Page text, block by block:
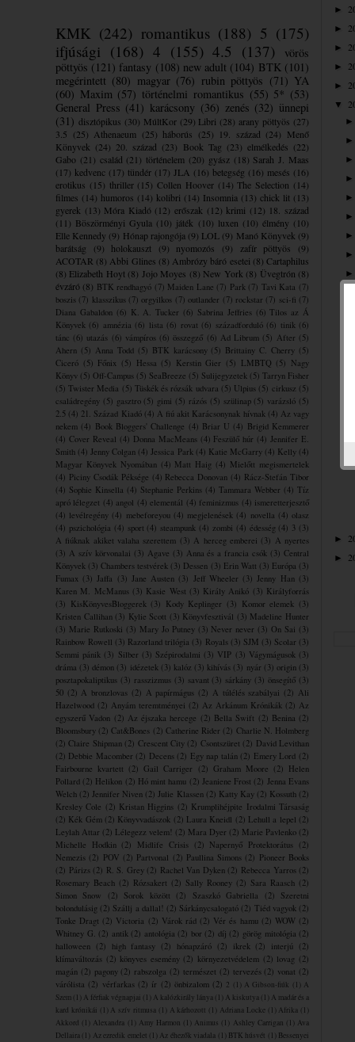
KMK (242) romantikus (188) 5 (175)
ifjúsági (168) 4 (155) 4.5 (137)
vörös
pöttyös (121) fantasy (108) new adult (104) BTK (101)
megérintett (80) magyar (76) rubin pöttyös (71) YA
(60) Maxim (57) történelmi romantikus (55) 5* (53)
General Press (41) karácsony (36) zenés (32) ünnepi
(31) disztópikus (30) MúltKor (29) Libri (28) arany pöttyös (27)
3.5 (25) Athenaeum (25) háborús (25) 19. század (24) Menő
Könyvek (24) 20. század (23) Book Tag (23) elmélkedés (22)
Gabo (21) család (21) történelem (20) gyász (18) Sarah J. Maas
(17) kedvenc (17) tündér (17) JLA (16) betegség (16) mesés (16)
erotikus (15) thriller (15) Collen Hoover (14) The Selection (14)
filmes (14) humoros (14) kolibri (14) Insomnia (13) chick lit (13)
gyerek (13) Móra Kiadó (12) erőszak (12) krimi (12) 18. század
(11) Böszörményi Gyula (10) játék (10) luxen (10) élmény (10)
Elle Kennedy (9) Hónap rajongója (9) LOL (9) Manó Könyvek (9)
barátság
(9) holokauszt (9) nyomozós (9) zafír pöttyös
(9)
ACOTAR (8) Abbi Glines (8) Ambrózy báró esetei (8) Cartaphilus
(8) Elizabeth Hoyt (8) Jojo Moyes (8) New York (8) Üvegtrón (8)
évzáró (8) BTK rendhagyó (7) Maiden Lane (7) Park (7) Tavi Kata (7)
boszis (7) klasszikus (7) orgyilkos (7) outlander (7) rockstar (7) sci-fi (7)
Diana Gabaldon (6) K. A. Tucker (6) Sabrina Jeffries (6) Tilos az Á
Könyvek (6) amnézia (6) lista (6) rovat (6) századforduló (6) tinik (6)
tánc (6) utazás (6) vámpíros (6) összegző (6) Ad Librum (5) After (5)
Ahern (5) Anna Todd (5) BTK karácsony (5) Brittainy C. Cherry (5)
Ciceró (5) Főnix (5) Hessa (5) Kerstin Gier (5) LMBTQ (5) Nagy
Könyv (5) Off-Campus (5) SeaBreeze (5) Sulijegyzetek (5) Tarryn Fisher
(5) Twister Media (5) Tüskék és rózsák udvara (5) Ulpius (5) cirkusz (5)
családregény (5) gasztro (5) gimi (5) rázós (5) szülinap (5) varázsló (5)
2.5 (4) 21. Század Kiadó (4) A fiú akit Karácsonynak hívnak (4) Az vagy
nekem (4) Book Bloggers' Challenge (4) Briar U (4) Brigid Kemmerer
(4) Cover Reveal (4) Donna MacMeans (4) Feszülő húr (4) Jennifer E.
Smith (4) Jenny Colgan (4) Jessica Park (4) Katie McGarry (4) Kelly (4)
Magyar Könyvek Nyomában (4) Matt Haig (4) Mielőtt megismertelek
(4) Piciny Csodák Péksége (4) Rebecca Donovan (4) Rácz-Stefán Tibor
(4) Sophie Kinsella (4) Stephanie Perkins (4) Tammara Webber (4) Tíz
apró lélegzet (4) angol (4) elementál (4) feminizmus (4) ismeretterjesztő
(4) levélregény (4) mebeforeyou (4) megjelenések (4) novella (4) olasz
(4) pszichológia (4) sport (4) steampunk (4) zombi (4) édesség (4) 3 (3)
A fiúknak akiket valaha szerettem (3) A herceg emberei (3) A nyertes
(3) A szív körvonalai (3) Agave (3) Anna és a francia csók (3) Central
Könyvek (3) Chambers testvérek (3) Dessen (3) Erin Watt (3) Európa (3)
Fumax (3) Jaffa (3) Jane Austen (3) Jeff Wheeler (3) Jenny Han (3)
Karen M. McManus (3) Kasie West (3) Király Anikó (3) Királyforrás
(3) KisKönyvesBloggerek (3) Kody Keplinger (3) Komor elemek (3)
Kristen Callihan (3) Kylie Scott (3) Könyvfesztivál (3) Madeline Hunter
(3) Marie Rutkoski (3) Mary Jo Putney (3) Never never (3) On Sai (3)
Rainbow Rowell (3) Razorland trilógia (3) Royals (3) SJM (3) Scolar (3)
Semmi pánik (3) Silber (3) Szépirodalmi (3) VIP (3) Vágymágusok (3)
dráma (3) démon (3) idézetek (3) kalóz (3) kihívás (3) nyár (3) origin (3)
posztapokaliptikus (3) rasszizmus (3) savant (3) sárkány (3) önsegítő (3)
50 (2) A bronzlovas (2) A papírmágus (2) A túlélés szabályai (2) Ali
Hazelwood (2) Anyám teremtményei (2) Az Arkánum Krónikák (2) Az
egyszerű Vadon (2) Az éjszaka hercege (2) Bella Swift (2) Benina (2)
Bloomsbury (2) Cat&Bones (2) Catherine Rider (2) Charlie N. Holmberg
(2) Claire Shipman (2) Crescent City (2) Csontszüret (2) David Levithan
(2) Debbie Macomber (2) Decens (2) Egy nap talán (2) Emery Lord (2)
Fairbourne kvartett (2) Gail Carriger (2) Graham Moore (2) Helen
Pollard (2) Helikon (2) Hó mint hamu (2) Jeaniene Frost (2) Jenna Evans
Welch (2) Jennifer Niven (2) Julie Klassen (2) Katty Kay (2) Kossuth (2)
Kresley Cole (2) Kristan Higgins (2) Krumplihéjpite ​Irodalmi Társaság
(2) Kék Gém (2) Könyvvadászok (2) Laura Kneidl (2) Lehull a lepel (2)
Leylah Attar (2) Lélegezz velem! (2) Mara Dyer (2) Marie Pavlenko (2)
Michelle Hodkin (2) Midlife Crisis (2) Napernyő Protektorátus (2)
Nemezis (2) POV (2) Partvonal (2) Paullina Simons (2) Pioneer Books
(2) Párizs (2) R. S. Grey (2) Rachel Van Dyken (2) Rebecca Yarros (2)
Rosemary Beach (2) Rózsakert (2) Sally Rooney (2) Sara Raasch (2)
Simon Snow
(2) Sorok között (2) Szaszkó Gabriella (2)
Szeretni
bolondulásig (2) Szállj a dallal! (2) Sárkánycsalogató (2) Tiéd vagyok (2)
Tonke Dragt (2) Victoria (2) Várok rád (2) Vér és hamu (2) WOW (2)
Whitney G. (2) antik (2) antológia (2) bor (2) díj (2) görög mitológia (2)
halloween (2) high fantasy (2) hónapzáró (2) ikrek (2) interjú (2)
klímaváltozás (2) könyves esemény (2) környezetvédelem (2) lovag (2)
magán (2) pagony (2) rabszolga (2) természet (2) tervezés (2) vonat (2)
várólista (2) vérfarkas (2) ír (2) önbizalom (2) 2 (1) A Gibson-fiúk (1) A
Szem (1) A férfiak végnapjai (1) A kalózkirály lánya (1) A kiskutya (1) A madár és a
kard krónikái
(1) A szív ritmusa (1) A ​kárhozott (1) Adriana Locke (1) Afrika
(1)
Akkord
(1) Alexandra (1) Amy Harmon (1) Animus (1) Ashley Carrigan (1) Ava
Dellaira (1) Az ezredik emelet (1) Az éhezők viadala (1) BTK húsvét (1) Bessenyei
►
►
►
►
►
▼
►
►